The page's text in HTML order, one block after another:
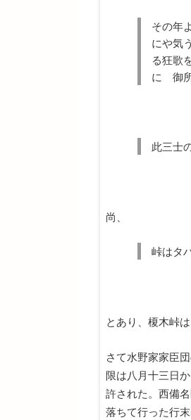
その年
にや気
る狂歌
に 御
此三士
尚、
峠はタ
とあり、榎木峠
さて水野家家臣
限は八月十三日
許された。西備
落ちて行った行